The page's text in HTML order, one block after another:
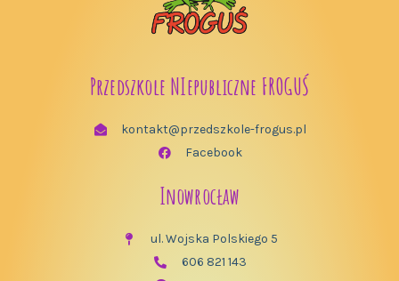
Przedszkole NIepubliczne FROGUŚ
kontakt@przedszkole-frogus.pl
Facebook
Inowrocław
ul. Wojska Polskiego 5
606 821 143